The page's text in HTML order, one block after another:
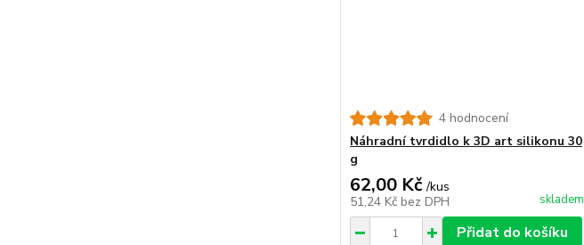
4 hodnocení
Náhradní tvrdidlo k 3D art silikonu 30
g
62,00 Kč /kus
51,24 Kč bez DPH skladem
Přidat do košíku